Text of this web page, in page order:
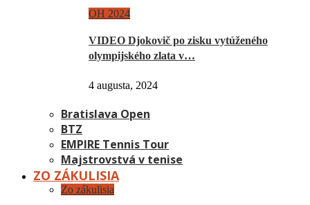
OH 2024
VIDEO Djokovič po zisku vytúženého
olympijského zlata v…
4 augusta, 2024
Bratislava Open
BTZ
EMPIRE Tennis Tour
Majstrovstvá v tenise
ZO ZÁKULISIA
Zo zákulisia